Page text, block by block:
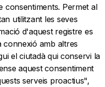
consentiments. Permet al
utilitzant les seves
d'aquest registre es
connexió amb altres
el ciutadà qui conservi la
aquest consentiment
serveis proactius",